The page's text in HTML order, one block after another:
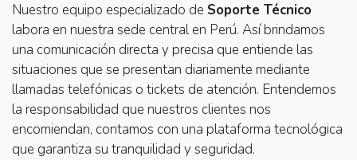
Nuestro equipo especializado de Soporte Técnico
labora en nuestra sede central en Perú. Así brindamos
una comunicación directa y precisa que entiende las
situaciones que se presentan diariamente mediante
llamadas telefónicas o tickets de atención. Entendemos
la responsabilidad que nuestros clientes nos
encomiendan, contamos con una plataforma tecnológica
que garantiza su tranquilidad y seguridad.